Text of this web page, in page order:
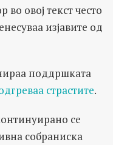
овој текст често
изјавите од
поддршката
страстите.
се
собраниска